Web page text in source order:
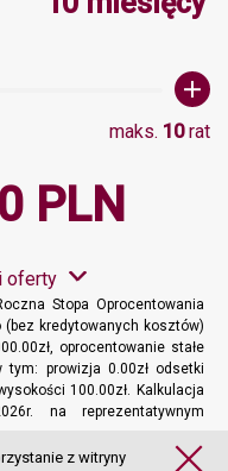
maks. 10rat
PLN
oferty
Stopa Oprocentowania
(bez kredytowanych kosztów)
oprocentowanie stałe
tym: prowizja 0.00zł odsetki
100.00zł. Kalkulacja
na reprezentatywnym
Więcej informacji
z witryny